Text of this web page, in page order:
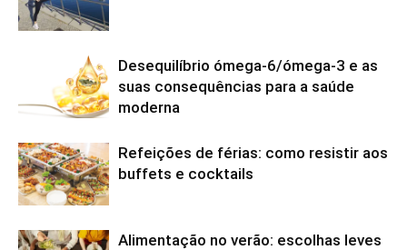
Desequilíbrio ómega-6/ómega-3 e as
suas consequências para a saúde
moderna
Refeições de férias: como resistir aos
buffets e cocktails
Alimentação no verão: escolhas leves